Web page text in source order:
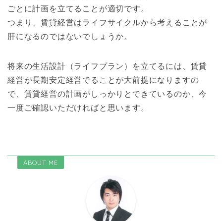
ごとに計画を立てることが適切です。
つまり、賃貸経営はライフサイクルから考えることが
肝になるのではないでしょうか。
将来の生活設計（ライフプラン）を立てるには、賃貸
経営が長期安定経営でることが大前提になりますの
で、賃貸経営の計画がしっかりとできているのか、今
一度ご確認いただければと思います。
ABOUT ME